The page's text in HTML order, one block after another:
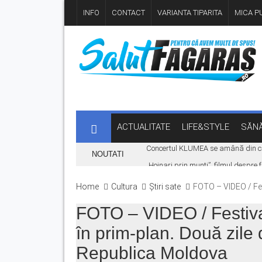
INFO CONTACT VARIANTA TIPARITA MICA
ACTUALITATE LIFE&STYLE
NOUTATI
Concertul KLUMEA se amână din
„Hoinari prin munți”, filmul
Ce facem în weekend la Făgăraș?
Legea pentru plafonarea
Home Cultura Știri sate FOTO – VIDEO /
FOTO – VIDEO /
în prim-plan. Două zile
Republica Moldova